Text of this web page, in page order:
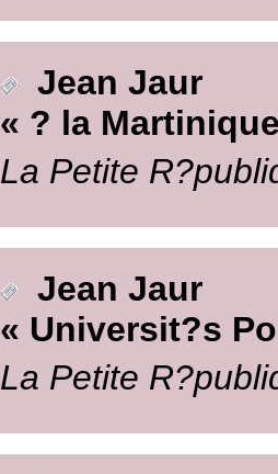
Jean Jaur
« ? la
La Petite
Jean Jaur
« Universit?s
La Petite